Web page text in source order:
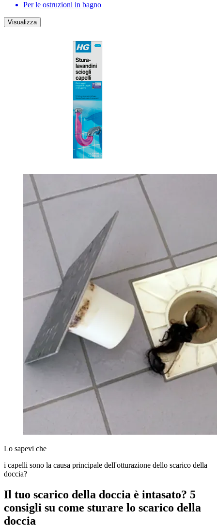
Per le ostruzioni in bagno
Visualizza
Lo sapevi che
i capelli sono la causa principale dell'otturazione dello scarico della
doccia?
Il tuo scarico della doccia è intasato? 5
consigli su come sturare lo scarico della
doccia